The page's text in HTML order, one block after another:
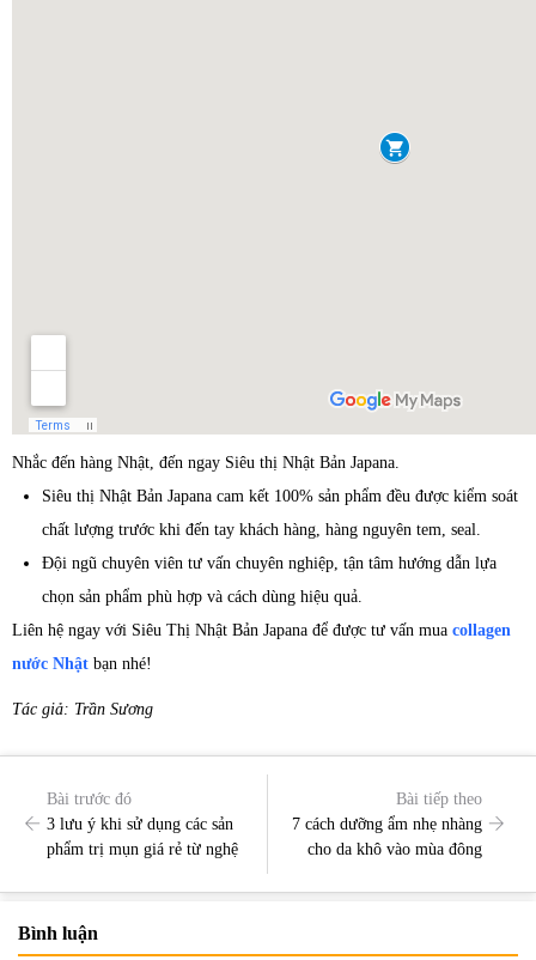
Nhắc đến hàng Nhật, đến ngay Siêu thị Nhật Bản Japana.
Siêu thị Nhật Bản Japana cam kết 100% sản phẩm đều được kiểm soát
chất lượng trước khi đến tay khách hàng, hàng nguyên tem, seal.
Đội ngũ chuyên viên tư vấn chuyên nghiệp, tận tâm hướng dẫn lựa
chọn sản phẩm phù hợp và cách dùng hiệu quả.
Liên hệ ngay với Siêu Thị Nhật Bản Japana để được tư vấn mua collagen
nước Nhật bạn nhé!
Tác giả: Trần Sương
Bài trước đó
3 lưu ý khi sử dụng các sản
phẩm trị mụn giá rẻ từ nghệ
Bài tiếp theo
7 cách dưỡng ẩm nhẹ nhàng
cho da khô vào mùa đông
Bình luận